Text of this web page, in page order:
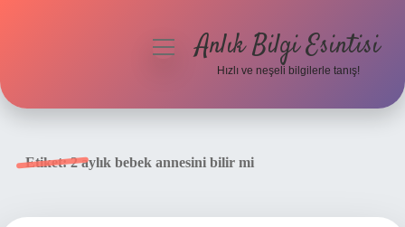
menüyüAnlık Bilgi Esintisi
Hızlı ve neşeli bilgilerle tanış!
Etiket:2 aylık bebek annesini bilir mi